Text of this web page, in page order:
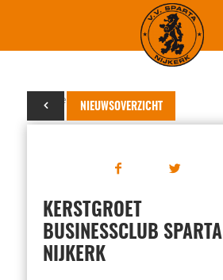
NIEUWSOVERZICHT
23 december 2022
KERSTGROET
BUSINESSCLUB SPARTA
NIJKERK